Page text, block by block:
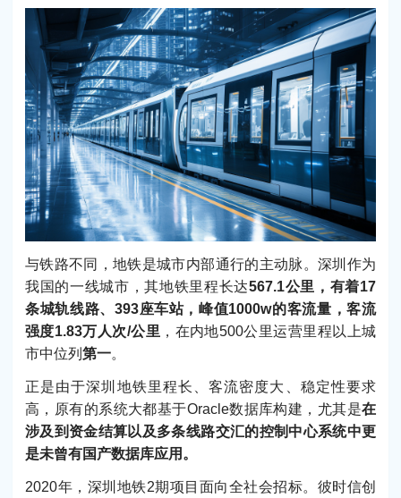
与铁路不同，地铁是城市内部通行的主动脉。深圳作为
我国的一线城市，其地铁里程长达567.1公里，有着17
条城轨线路、393座车站，峰值1000w的客流量，客流
强度1.83万人次/公里 ，在内地500公里运营里程以上城
市中位列 第一。
正是由于深圳地铁里程长、客流密度大、稳定性要求
高，原有的系统大都基于Oracle数据库构建，尤其是在
涉及到资金结算以及多条线路交汇的控制中心系统中更
是未曾有国产数据库应用。
2020年，深圳地铁2期项目面向全社会招标。彼时信创